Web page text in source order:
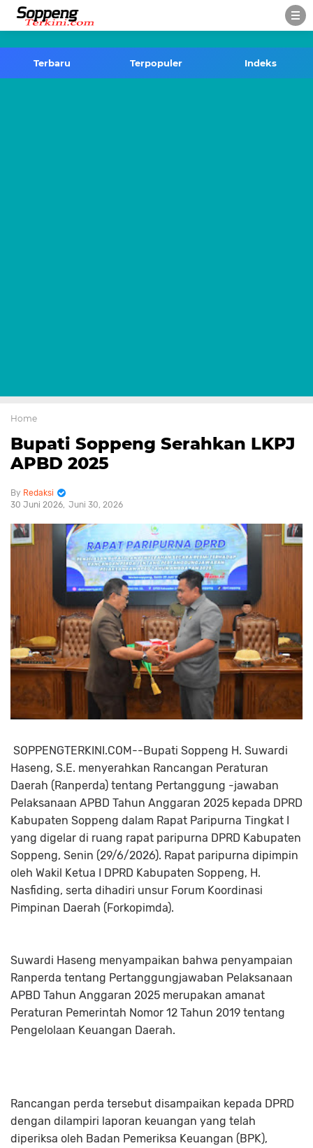
Terbaru Terpopuler Indeks
Home
Bupati Soppeng Serahkan LKPJ
APBD 2025
Redaksi
30 Juni 2026 Juni 30, 2026
SOPPENGTERKINI.COM--Bupati Soppeng H. Suwardi
Haseng, S.E. menyerahkan Rancangan Peraturan
Daerah (Ranperda) tentang Pertanggung -jawaban
Pelaksanaan APBD Tahun Anggaran 2025 kepada DPRD
Kabupaten Soppeng dalam Rapat Paripurna Tingkat I
yang digelar di ruang rapat paripurna DPRD Kabupaten
Soppeng, Senin (29/6/2026). Rapat paripurna dipimpin
oleh Wakil Ketua I DPRD Kabupaten Soppeng, H.
Nasfiding, serta dihadiri unsur Forum Koordinasi
Pimpinan Daerah (Forkopimda).
Suwardi Haseng menyampaikan bahwa penyampaian
Ranperda tentang Pertanggungjawaban Pelaksanaan
APBD Tahun Anggaran 2025 merupakan amanat
Peraturan Pemerintah Nomor 12 Tahun 2019 tentang
Pengelolaan Keuangan Daerah.
Rancangan perda tersebut disampaikan kepada DPRD
dengan dilampiri laporan keuangan yang telah
diperiksa oleh Badan Pemeriksa Keuangan (BPK),